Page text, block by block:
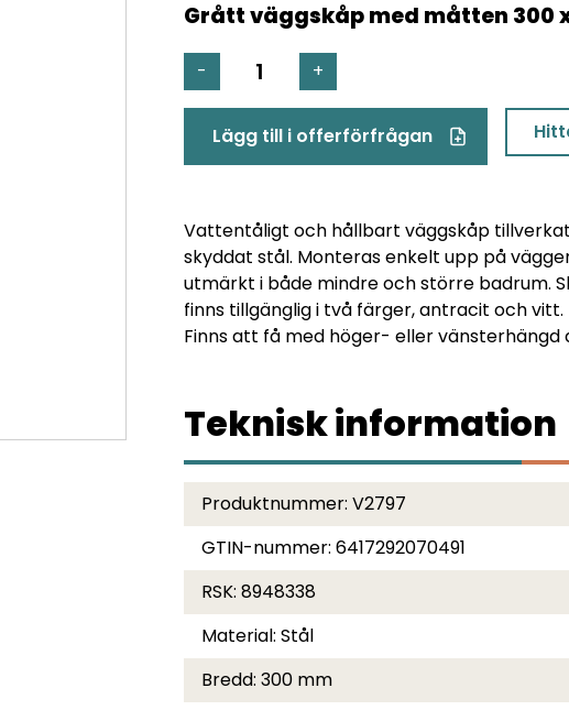
Grått väggskåp med måtten 300
-
VÄGGSKÅP
SIRO
VÄNSTER
GRÅ
+
Lägg till i offerförfrågan
Vattentåligt och hållbart väggskåp
skyddat stål. Monteras enkelt upp på
utmärkt i både mindre och större badrum.
finns tillgänglig i två färger, antracit och vitt.
Finns att få med höger- eller vänsterhängd
Teknisk information
Produktnummer: V2797
GTIN-nummer: 6417292070491
RSK: 8948338
Material: Stål
Bredd: 300 mm